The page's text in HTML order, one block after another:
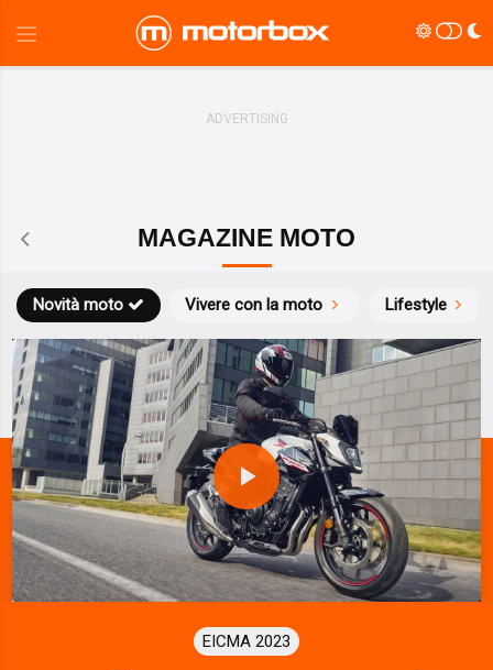
MAGAZINE MOTO
Novità moto Vivere con la moto Lifestyle
P
l
a
y
EICMA 2023